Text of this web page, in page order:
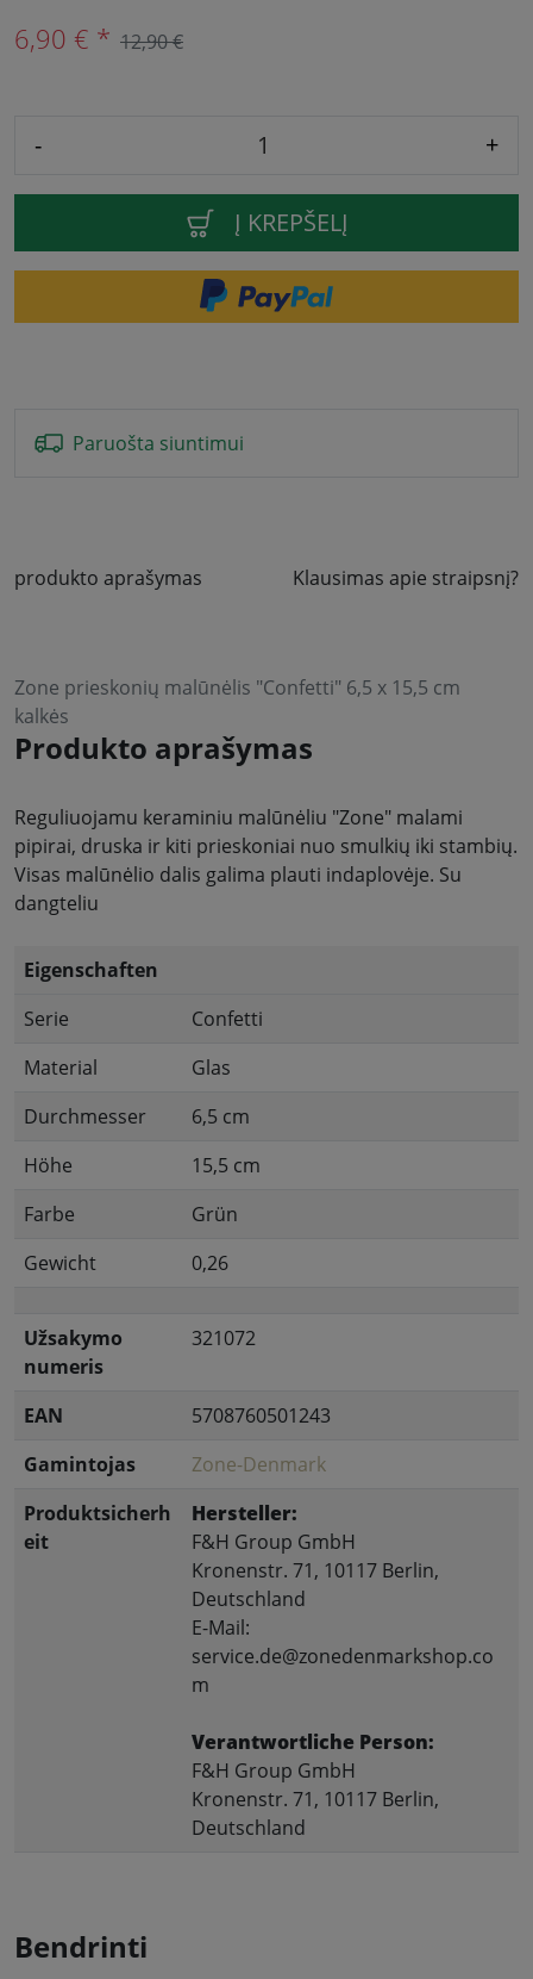
6,90 € * 12,90 €
- +
Į KREPŠELĮ
Paruošta siuntimui
produkto aprašymas Klausimas apie straipsnį?
Zone prieskonių malūnėlis "Confetti" 6,5 x 15,5 cm
kalkės
Produkto aprašymas
Reguliuojamu keraminiu malūnėliu "Zone" malami
pipirai, druska ir kiti prieskoniai nuo smulkių iki stambių.
Visas malūnėlio dalis galima plauti indaplovėje. Su
dangteliu
Eigenschaften
Serie
Confetti
Material
Glas
Durchmesser
6,5 cm
Höhe
15,5 cm
Farbe
Grün
Gewicht
0,26
Užsakymo
numeris
321072
EAN
5708760501243
Gamintojas
Zone-Denmark
Produktsicherh
eit
Hersteller:
F&H Group GmbH
Kronenstr. 71, 10117 Berlin,
Deutschland
E-Mail:
service.de@zonedenmarkshop.co
m
Verantwortliche Person:
F&H Group GmbH
Kronenstr. 71, 10117 Berlin,
Deutschland
Bendrinti